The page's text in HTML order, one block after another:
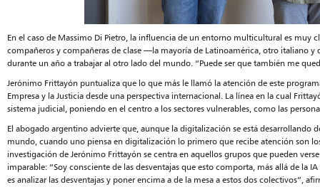
En el caso de Massimo Di Pietro, la influencia de un entorno multicultural es muy
compañeros y compañeras de clase —la mayoría de Latinoamérica, otro italiano y
durante un año a trabajar al otro lado del mundo. “Puede ser que también me
Jerónimo Frittayón puntualiza que lo que más le llamó la atención de este
Empresa y la Justicia desde una perspectiva internacional. La línea en la cual
sistema judicial, poniendo en el centro a los sectores vulnerables, como las
El abogado argentino advierte que, aunque la digitalización se está desarrollando
mundo, cuando uno piensa en digitalización lo primero que recibe atención son
investigación de Jerónimo Frittayón se centra en aquellos grupos que pueden
imparable: “Soy consciente de las desventajas que esto comporta, más allá de la
es analizar las desventajas y poner encima a de la mesa a estos dos colectivos”,